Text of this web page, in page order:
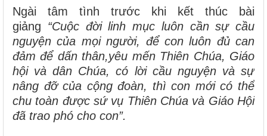
Ngài tâm tình trước khi kết thúc bài
giảng “Cuộc đời linh mục luôn cần sự cầu
nguyện của mọi người, để con luôn đủ can
đảm để dấn thân,yêu mến Thiên Chúa, Giáo
hội và dân Chúa, có lời cầu nguyện và sự
nâng đỡ của cộng đoàn, thì con mới có thể
chu toàn được sứ vụ Thiên Chúa và Giáo Hội
đã trao phó cho con”.